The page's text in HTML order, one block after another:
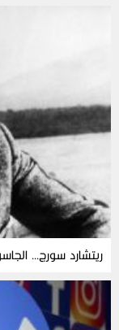
ريتشارد سورج…